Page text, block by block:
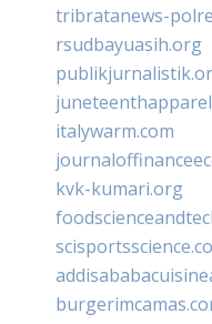
tribratanews-
rsudbayuasih.org
italywarm.com
kvk-kumari.org